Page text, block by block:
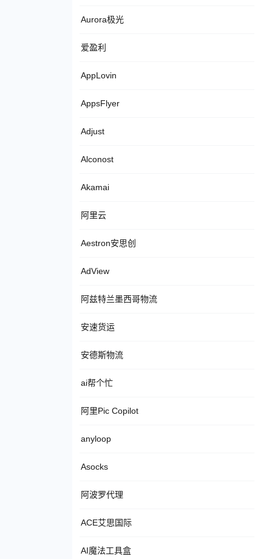
Aurora极光
爱盈利
AppLovin
AppsFlyer
Adjust
Alconost
Akamai
阿里云
Aestron安思创
AdView
阿兹特兰墨西哥物流
安速货运
安德斯物流
ai帮个忙
阿里Pic Copilot
anyloop
Asocks
阿波罗代理
ACE艾思国际
AI魔法工具盒